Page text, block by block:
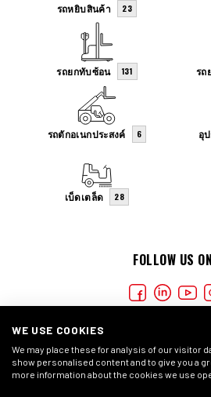
FOLLOW US
รถหยิบสินค้า 23
รถยกทับซ้อน 131 รถ
รถตักอเนกประสงค์ 6 อุ
เบ็ดเตล็ด 28
WE USE COOKIES
We may place these for analysis of our visitor
show personalised content and to give you a
more information about the cookies we use